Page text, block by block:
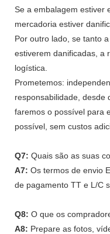
Se a embalagem estiver
mercadoria estiver
Por outro lado, se tanto
estiverem danificadas, a
logística.
Prometemos:
responsabilidade, desde
faremos o possível para
possível, sem custos
Q7: Quais são as suas
A7: Os termos de envio
de pagamento TT e L/C
Q8: O que os
A8: Prepare as fotos,